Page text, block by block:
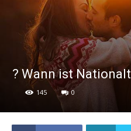
? Wann ist
145 0